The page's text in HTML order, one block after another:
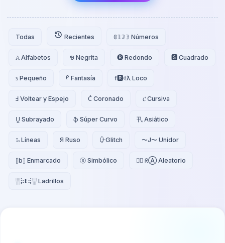
Todas Recientes 𝟘𝟙𝟚𝟛 Números
𝙰 Alfabetos 𝕭 Negrita 🅡 Redondo 🆂 Cuadrado
ꜱ Pequeño ᠻ Fantasía f🆁ꈼƛ Loco
Ⅎ Voltear y Espejo C͛ Coronado 𝓒 Cursiva
U̺ Subrayado ֆ Súper Curvo 卂 Asiático
𝙻̷ Líneas Я Ruso U̵̮̽ Glitch 〜J〜 Unidor
⟦b⟧ Enmarcado ⓢ Simbólico 😵‍💫 ᖇⒶ Aleatorio
░⡷ꔪ⢾░ Ladrillos